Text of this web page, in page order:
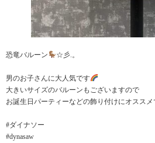
恐竜バルーン ☆彡.。
男のお子さんに大人気です
大きいサイズのバルーンもございますので
お誕生日パーティーなどの飾り付けにオスス
#ダイナソー
#dynasaw